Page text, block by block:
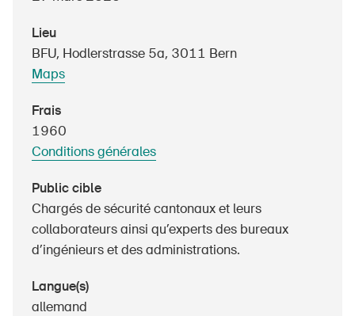
Commander et télécharger
Cours et événements
Délégués à la sécurité et communes
Contact et conseil
Lieu
BFU, Hodlerstrasse 5a, 3011 Bern
Maps
Frais
1960
Conditions générales
Public cible
Chargés de sécurité cantonaux et leurs
collaborateurs ainsi qu’experts des bureaux
d’ingénieurs et des administrations.
Langue(s)
allemand